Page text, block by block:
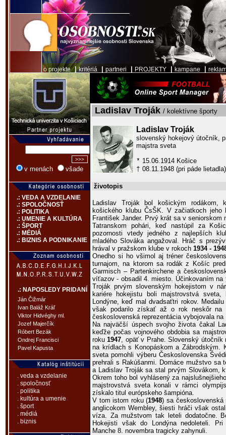
o projekte|kritériá partneri PROJEKTY kampane
v menách všade
.: VEDA A VZDELANIE
.: SPOLOČNOSŤ
.: POLITIKA
.: UMENIE A KULTÚRA
.: ŠPORT
.: MÉDIÁ
.: BIZNIS A PODNIKANIE
.: NAPOSLEDY PRIDANÍ
Ján Čižmár
Ivan Baláž Kráľ
Viktor Hidvéghy ml.
Jozef Majerčík
Róbert Bezák
Ondrej Francisci
Pavel Kapusta
. veda a vzdelanie
. spoločnosť
. politika
. kultúra a umenie
. šport
. médiá
. biznis
Ladislav Troják / kolektívne športy
Ladislav Troják
slovenský hokejový útočník,
majstra sveta
* 15.06.1914 Košice
† 08.11.1948 (pri páde lietadla)
životopis
Ladislav Troják bol košickým rodákom,
košického klubu ČsŠK. V začiatkoch jeho
František Jander. Prvý krát sa v
Tatranskom pohári, keď nastúpil za
pozornosti vtedy jedného z najlepších
mladého Slováka angažoval. Hráč s
hrával v pražskom klube v rokoch 1934 -
Onedho si ho všimol aj tréner
turnajom, na ktorom sa rodák z Košíc
Garmisch – Partenkirchene a
víťazov - obsadil 4. miesto. Účinkovaním na
Troják prvým slovenským hokejistom v
kariére hokejistu boli majstrovstvá
Londýne, keď mal dvadsaťtri rokov.
však podarilo získať až o rok neskôr na
československá reprezentácia vybojovala
Na najväčší úspech svojho života čakal
keďže počas vojnového obdobia sa
roku1947, opäť v Prahe. Slovenský útočník
na krídlach s Konopáskom a Zábrodským.
sveta pomohli výberu Československa
prehrali s Rakúšanmi. Domáce mužstvo sa
a Ladislav Troják sa stal prvým Slovákom,
Okrem toho bol vyhlásený za
majstrovstvá sveta konali v rámci
získalo titul európskeho šampióna.
V tom istom roku (1948) sa československá
anglicokom Wembley, šiesti hráči však
víza. Za mužstvom tak leteli dodatočne.
Hokejisti však do Londýna nedoleteli.
Manche 8. novembra tragicky zahynuli.